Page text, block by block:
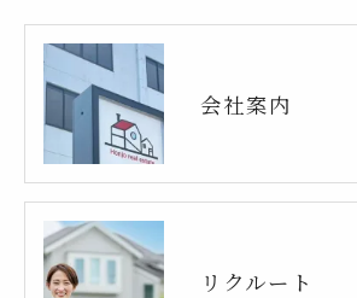
会社案内
リクルート